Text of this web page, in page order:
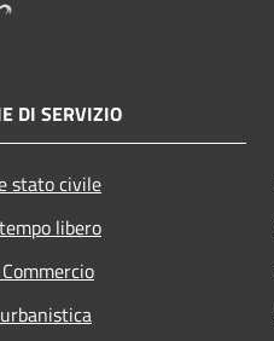
DI SERVIZIO
stato civile
libero